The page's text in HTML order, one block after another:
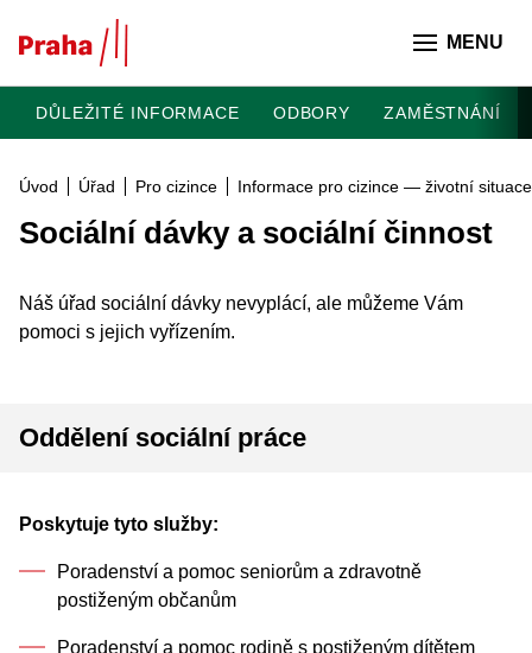
MENU
DŮLEŽITÉ INFORMACE ODBORY ZAMĚSTNÁNÍ
Úvod Úřad Pro cizince Informace pro cizince — životní situace
Sociální dávky a sociální činnost
Náš úřad sociální dávky nevyplácí, ale můžeme Vám
pomoci s jejich vyřízením.
Oddělení sociální práce
Poskytuje tyto služby:
Poradenství a pomoc seniorům a zdravotně
postiženým občanům
Poradenství a pomoc rodině s postiženým dítětem